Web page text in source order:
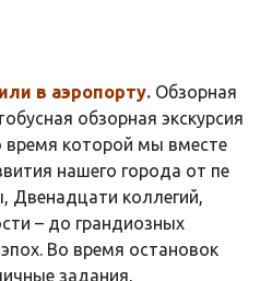
в аэропорту. Обзорная
обзорная экскурсия
время которой мы вместе
нашего города от пе
Двенадцати коллегий,
– до грандиозных
Во время остановок
задания,